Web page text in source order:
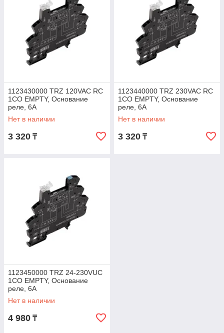
1123430000 TRZ 120VAC RC
1CO EMPTY, Основание
реле, 6A
Нет в наличии
3 320 ₸
1123440000 TRZ 230VAC RC
1CO EMPTY, Основание
реле, 6A
Нет в наличии
3 320 ₸
1123450000 TRZ 24-230VUC
1CO EMPTY, Основание
реле, 6A
Нет в наличии
4 980 ₸